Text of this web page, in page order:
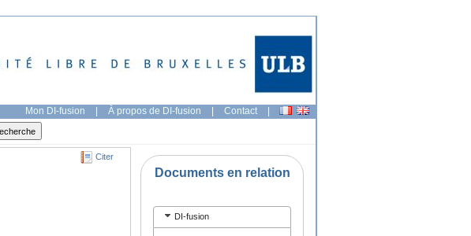
Mon DI-fusion | À propos de DI-fusion | Contact |
Citer
Documents en relation
DI-fusion